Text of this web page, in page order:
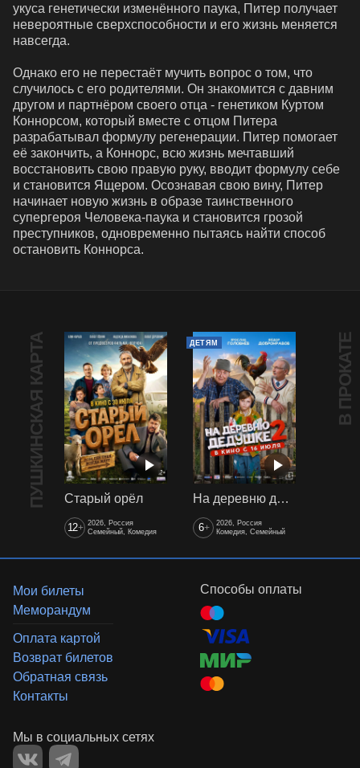
укуса генетически изменённого паука, Питер получает
невероятные сверхспособности и его жизнь меняется
навсегда.
Однако его не перестаёт мучить вопрос о том, что
случилось с его родителями. Он знакомится с давним
другом и партнёром своего отца - генетиком Куртом
Коннорсом, который вместе с отцом Питера
разрабатывал формулу регенерации. Питер помогает
её закончить, а Коннорс, всю жизнь мечтавший
восстановить свою правую руку, вводит формулу себе
и становится Ящером. Осознавая свою вину, Питер
начинает новую жизнь в образе таинственного
супергероя Человека-паука и становится грозой
преступников, одновременно пытаясь найти способ
остановить Коннорса.
ПУШКИНСКАЯ КАРТА Старый орёл
12+ 2026, Россия
Семейный, Комедия
ДЕТЯМ
На деревню дедушке 2
6+
2026, Россия
Комедия, Семейный
В ПРОКАТЕ
Мои билеты
Меморандум
Оплата картой
Возврат билетов
Обратная связь
Контакты
Способы оплаты